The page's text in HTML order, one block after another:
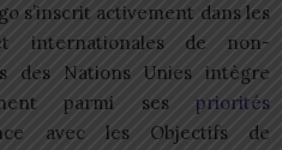
s’inscrit activement dans les
internationales de non-
des Nations Unies intègre
parmi ses priorités
avec les Objectifs de